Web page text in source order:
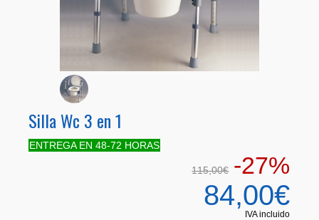
Silla Wc 3 en 1
ENTREGA EN 48-72 HORAS
115,00€ -27%
84,00€
IVA incluido